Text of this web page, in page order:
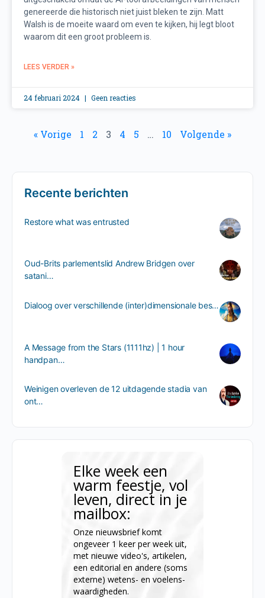
genereerde die historisch niet juist bleken te zijn. Matt
Walsh is de moeite waard om even te kijken, hij legt bloot
waarom dit een groot probleem is.
LEES VERDER »
24 februari 2024 Geen reacties
« Vorige 1 2 3 4 5 … 10 Volgende »
Recente berichten
Restore what was entrusted
Oud-Brits parlementslid Andrew Bridgen over
satani…
Dialoog over verschillende (inter)dimensionale bes…
A Message from the Stars (1111hz) | 1 hour
handpan…
Weinigen overleven de 12 uitdagende stadia van
ont…
Elke week een
warm feestje, vol
leven, direct in je
mailbox:
Onze nieuwsbrief komt
ongeveer 1 keer per week uit,
met nieuwe video's, artikelen,
een editorial en andere (soms
externe) wetens- en voelens-
waardigheden.